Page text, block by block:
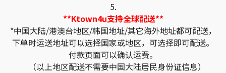
5.
**Ktown4u支持全球配送**
*中国大陆/港澳台地区/韩国地址/其它海外地址都可配送，
下单时运送地址可以选择国家或地区，可选择即可配送。
付款页面可以确认运费。
（以上地区配送不需要中国大陆居民身份证信息）